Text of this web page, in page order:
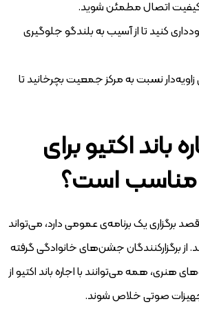
کیفیت اتصال مطمئن شوید.
کنید تا از آسیب به بلندگو جلوگیری
زاویه‌دار نسبت به مرکز جمعیت بچرخانید تا
باند اکتیو برای
است؟
برگزاری یک برنامه‌ی عمومی دارد، می‌تواند
از برگزارکنندگان جشن‌های خانوادگی گرفته
هنری، همه می‌توانند با اجاره باند اکتیو از
صوتی خلاص شوند.